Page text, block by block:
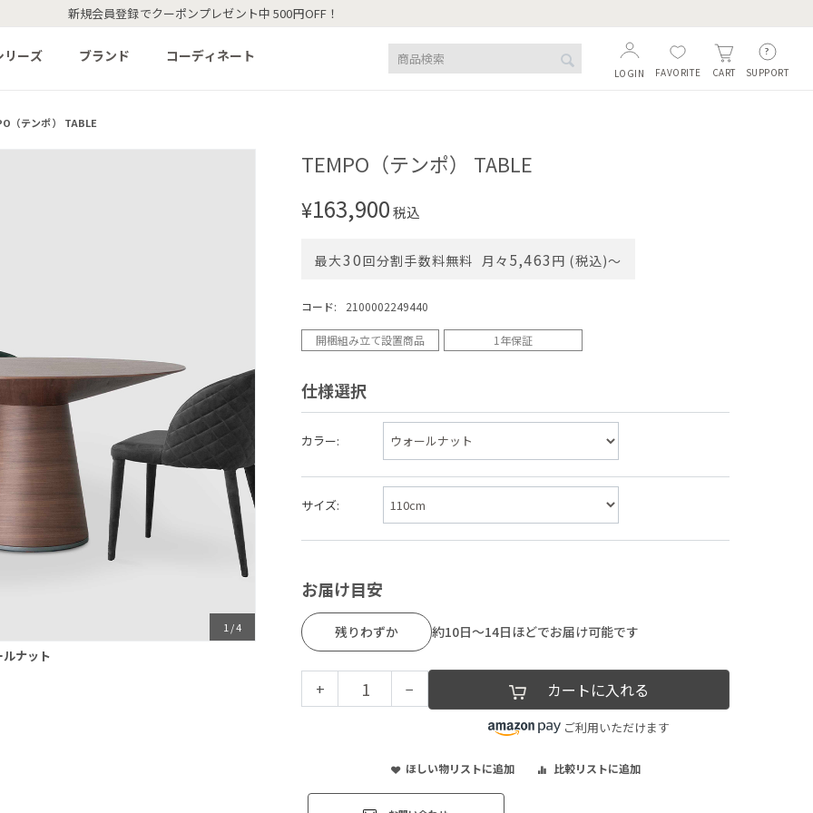
新規会員登録でクーポンプレゼント中 500円OFF！
リーズ ブランド コーディネート
SUPPORT
CART
FAVORITE
LOGIN
（テンポ） TABLE
1 /4
ナット
TEMPO（テンポ） TABLE
¥163,900税込
最大30回分割手数料無料 月々 5,463 円 (税込)〜
コード: 2100002249440
開梱組み立て設置商品 1年保証
仕様選択
カラー:
サイズ:
お届け目安
残りわずか 約10日～14日ほどでお届け可能です
+ − カートに入れる
ご利用いただけます
ほしい物リストに追加 比較リストに追加